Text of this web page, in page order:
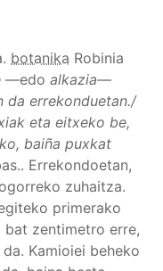
botanika Robinia
—edo alkazia—
errekonduetan./
eta eitxeko be,
baiña puxkat
. Errekondoetan,
zuhaitza.
primerako
bat zentimetro erre,
Kamioiei beheko